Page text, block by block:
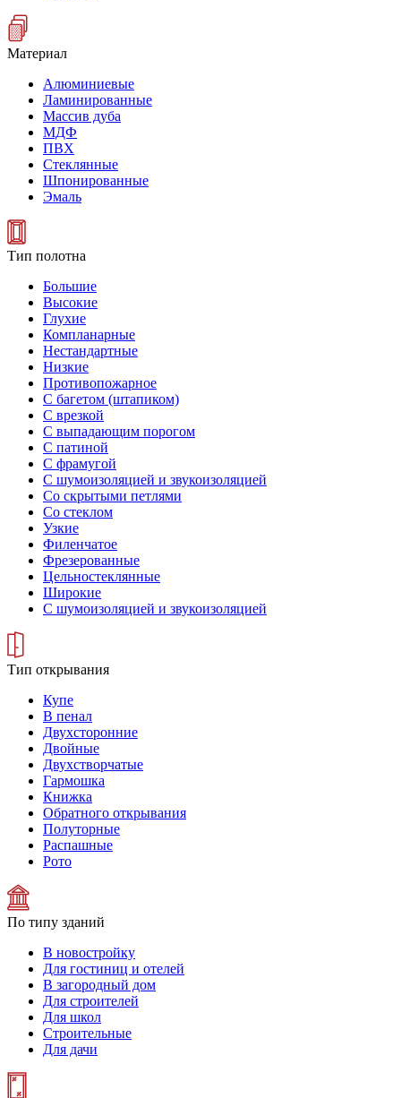
Материал
Алюминиевые
Ламинированные
Массив дуба
МДФ
ПВХ
Стеклянные
Шпонированные
Эмаль
Тип полотна
Большие
Высокие
Глухие
Компланарные
Нестандартные
Низкие
Противопожарное
С багетом (штапиком)
С врезкой
С выпадающим порогом
С патиной
С фрамугой
С шумоизоляцией и звукоизоляцией
Со скрытыми петлями
Со стеклом
Узкие
Филенчатое
Фрезерованные
Цельностеклянные
Широкие
С шумоизоляцией и звукоизоляцией
Тип открывания
Купе
В пенал
Двухсторонние
Двойные
Двухстворчатые
Гармошка
Книжка
Обратного открывания
Полуторные
Распашные
Рото
По типу зданий
В новостройку
Для гостиниц и отелей
В загородный дом
Для строителей
Для школ
Строительные
Для дачи